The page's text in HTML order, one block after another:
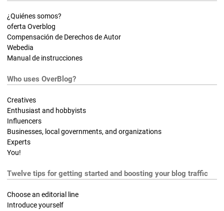
¿Quiénes somos?
oferta Overblog
Compensación de Derechos de Autor
Webedia
Manual de instrucciones
Who uses OverBlog?
Creatives
Enthusiast and hobbyists
Influencers
Businesses, local governments, and organizations
Experts
You!
Twelve tips for getting started and boosting your blog traffic
Choose an editorial line
Introduce yourself